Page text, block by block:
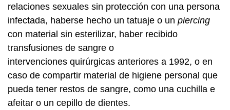
relaciones sexuales sin protección con una persona
infectada, haberse hecho un tatuaje o un piercing
con material sin esterilizar, haber recibido
transfusiones de sangre o
intervenciones quirúrgicas anteriores a 1992, o en
caso de compartir material de higiene personal que
pueda tener restos de sangre, como una cuchilla e
afeitar o un cepillo de dientes.